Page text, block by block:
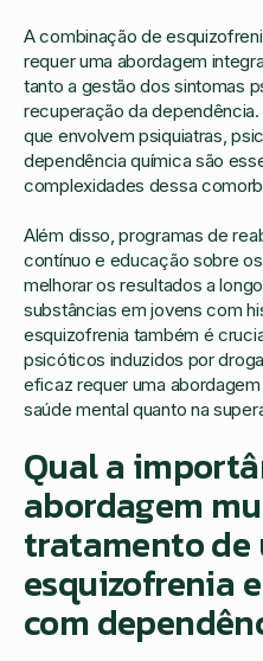
A combinação de
requer uma abordagem
tanto a gestão dos sintomas
recuperação da
que envolvem psiquiatras,
dependência química são
complexidades dessa
Além disso, programas de
contínuo e educação sobre
melhorar os resultados a
substâncias em jovens com
esquizofrenia também é
psicóticos induzidos por
eficaz requer uma
saúde mental quanto na
Qual a
abordagem
tratamento de
esquizofrenia
com